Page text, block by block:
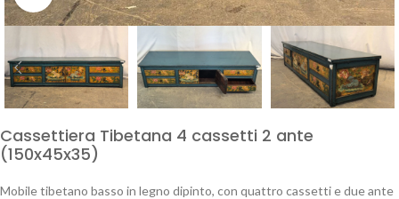
Cassettiera Tibetana 4 cassetti 2 ante
(150x45x35)
Mobile tibetano basso in legno dipinto, con quattro cassetti e due ante